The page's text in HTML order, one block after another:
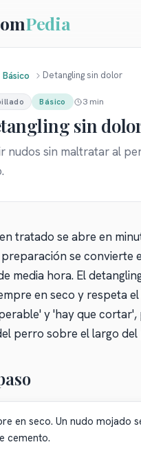
Pedia
Básico Detangling sin dolor
Básico 3 min
sin
nudos sin maltratar al
tratado se abre en
se convierte
media hora. El
en seco y respeta
y 'hay que
perro sobre el largo del
en seco. Un nudo mojado
cemento.